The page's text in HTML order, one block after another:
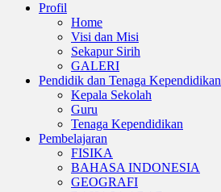
Profil
Home
Visi dan Misi
Sekapur Sirih
GALERI
Pendidik dan Tenaga Kependidikan
Kepala Sekolah
Guru
Tenaga Kependidikan
Pembelajaran
FISIKA
BAHASA INDONESIA
GEOGRAFI